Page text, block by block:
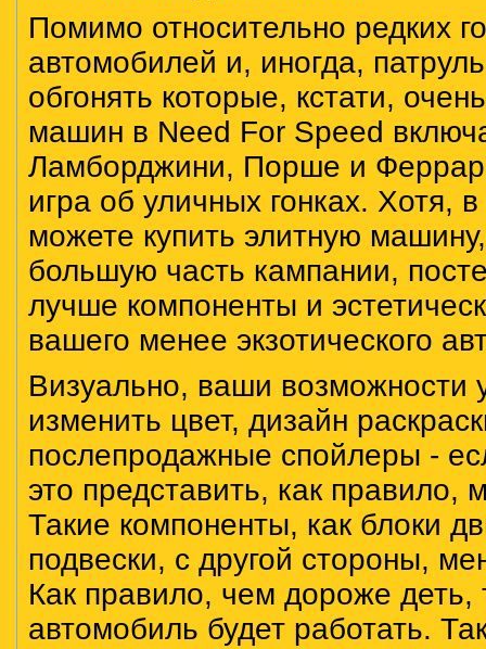
Помимо относительно редких
автомобилей и, иногда,
обгонять которые, кстати,
машин в Need For Speed
Ламборджини, Порше и
игра об уличных гонках. Хотя,
можете купить элитную
большую часть кампании,
лучше компоненты и
вашего менее экзотического
Визуально, ваши возможности
изменить цвет, дизайн
послепродажные спойлеры -
это представить, как правило,
Такие компоненты, как блоки
подвески, с другой стороны,
Как правило, чем дороже
автомобиль будет работать.